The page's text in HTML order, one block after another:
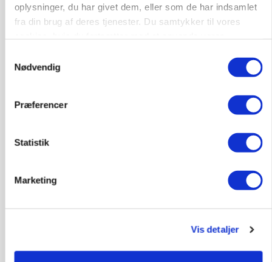
oplysninger, du har givet dem, eller som de har indsamlet
fra din brug af deres tjenester. Du samtykker til vores
Nødvendig
Præferencer
Statistik
Marketing
Vis detaljer
6950, Ringkøbing 06. aug.
Anlæg